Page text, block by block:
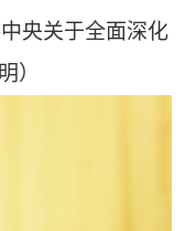
央关于全面深化
）